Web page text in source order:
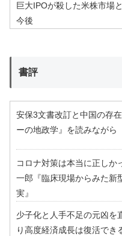
巨大IPOが殺した米株市場
今後
書評
安保3文書改訂と中国の存
ーの地政学』を読みながら
コロナ対策は本当に正しか
一郎『臨床現場からみた新
実』
少子化と人手不足の元凶を
り高度経済成長は復活でき